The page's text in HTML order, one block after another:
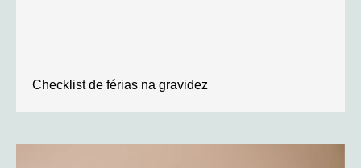
Checklist de férias na gravidez